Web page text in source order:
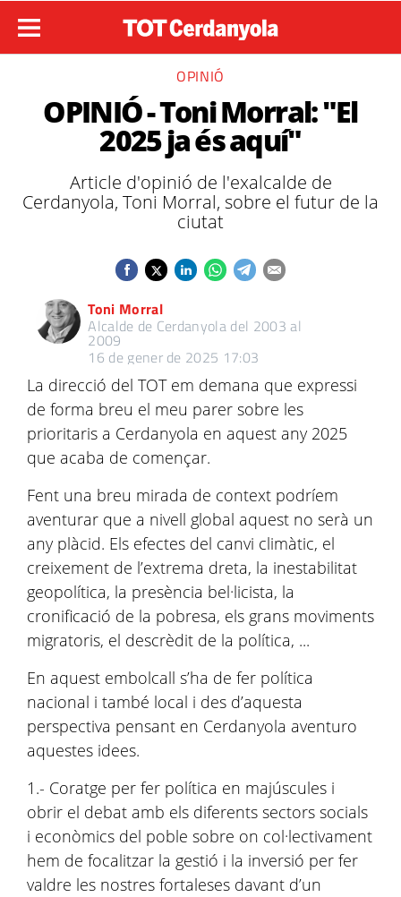
OPINIÓ
OPINIÓ - Toni Morral: "El
2025 ja és aquí"
Article d'opinió de l'exalcalde de
Cerdanyola, Toni Morral, sobre el futur de la
ciutat
Toni Morral
Alcalde de Cerdanyola del 2003 al
2009
16 de gener de 2025 17:03
La direcció del TOT em demana que expressi
de forma breu el meu parer sobre les
prioritaris a Cerdanyola en aquest any 2025
que acaba de començar.
Fent una breu mirada de context podríem
aventurar que a nivell global aquest no serà un
any plàcid. Els efectes del canvi climàtic, el
creixement de l’extrema dreta, la inestabilitat
geopolítica, la presència bel·licista, la
cronificació de la pobresa, els grans moviments
migratoris, el descrèdit de la política, ...
En aquest embolcall s’ha de fer política
nacional i també local i des d’aquesta
perspectiva pensant en Cerdanyola aventuro
aquestes idees.
1.- Coratge per fer política en majúscules i
obrir el debat amb els diferents sectors socials
i econòmics del poble sobre on col·lectivament
hem de focalitzar la gestió i la inversió per fer
valdre les nostres fortaleses davant d’un